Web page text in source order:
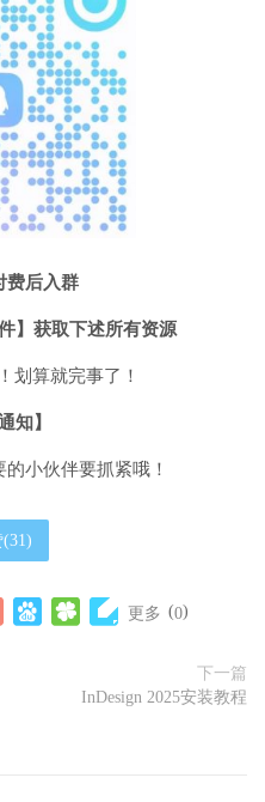
费后入群
】获取下述所有资源
划算就完事了！
知】
的小伙伴要抓紧哦！
(31)
更多 (0)
下一篇
InDesign 2025安装教程